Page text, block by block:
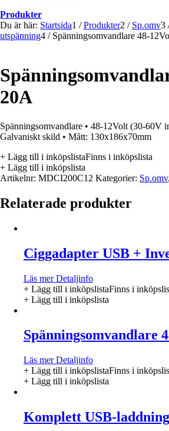
Produkter
Du är här: Startsida1 / Produkter2 / Sp.omv3
utspänning4 / Spänningsomvandlare 48-
20A
Spänningsomvandlare • 48-12Volt (30-60V
Galvaniskt skild • Mått: 130x186x70mm
+ Lägg till i inköpslistaFinns i inköpslista
+ Lägg till i inköpslista
Artikelnr: MDCI200C12 Kategorier: Sp.omv,
Relaterade produkter
Ciggadapter USB +
Läs merDetaljinfo
+ Lägg till i inköpslistaFinns i
+ Lägg till i inköpslista
Spänningsomvandlare
Läs merDetaljinfo
+ Lägg till i inköpslistaFinns i
+ Lägg till i inköpslista
Komplett USB-